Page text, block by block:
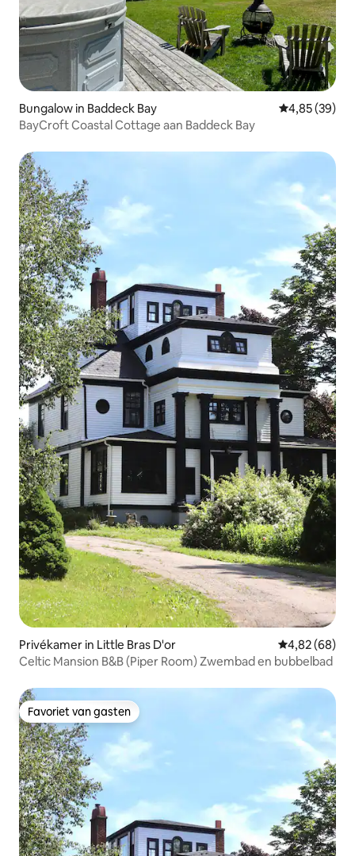
Bungalow in Baddeck Bay Gemiddelde
4,85 (39)
BayCroft Coastal Cottage aan Baddeck Bay
Privékamer in Little Bras D'or Gemiddelde
4,82 (68)
Celtic Mansion B&B (Piper Room) Zwembad en bubbelbad
Favoriet van gasten
Favoriet van gasten